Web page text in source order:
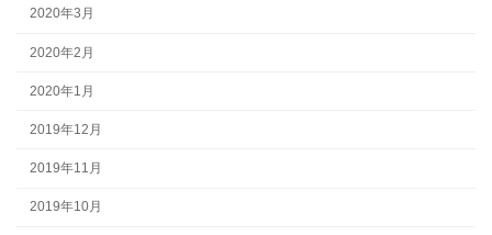
2020年3月
2020年2月
2020年1月
2019年12月
2019年11月
2019年10月